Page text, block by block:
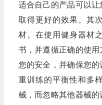
适合自己的产品可以
取得更好的效果。其
材。在使用健身器材
书，并遵循正确的使
您的安全，并确保您
重训练的平衡性和多
械，而忽略其他器械的